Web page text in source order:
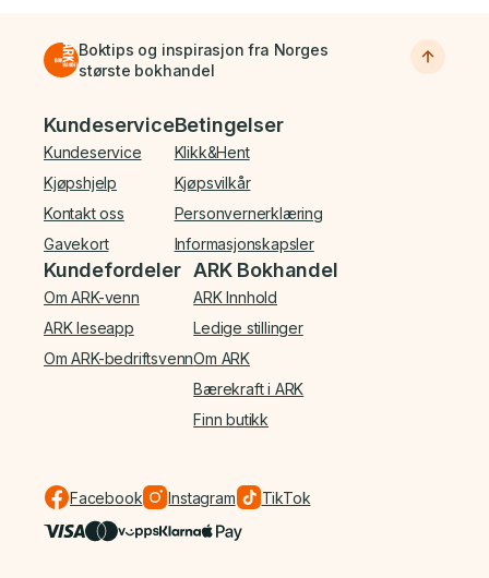
Boktips og inspirasjon fra Norges
største bokhandel
Bunnmeny
Kundeservice
Kundeservice
Kjøpshjelp
Kontakt oss
Gavekort
Betingelser
Klikk&Hent
Kjøpsvilkår
Personvernerklæring
Informasjonskapsler
Kundefordeler
Om ARK-venn
ARK leseapp
Om ARK-bedriftsvenn
ARK Bokhandel
ARK Innhold
Ledige stillinger
Om ARK
Bærekraft i ARK
Finn butikk
Facebook Instagram TikTok